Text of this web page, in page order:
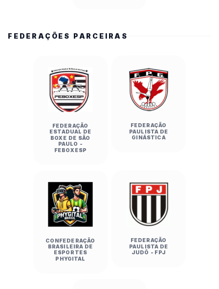
FEDERAÇÕES PARCEIRAS
FEDERAÇÃO
ESTADUAL DE
BOXE DE SÃO
PAULO -
FEBOXESP
FEDERAÇÃO
PAULISTA DE
GINÁSTICA
CONFEDERAÇÃO
BRASILEIRA DE
ESPORTES
PHYGITAL
FEDERAÇÃO
PAULISTA DE
JUDÔ - FPJ